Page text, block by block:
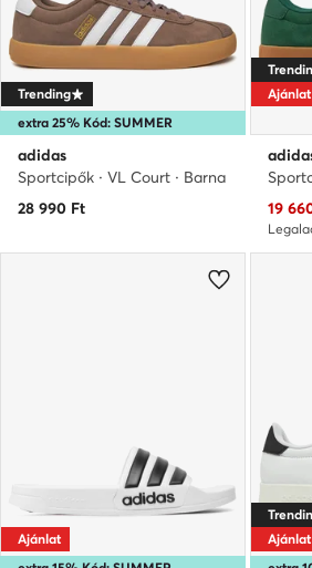
extra 25% Kód: SUMMER
Trending
adidas
Sportcipők · VL Court · Barna
28 990 Ft
Ajánlat
19
Ajánlat
Ajánlat